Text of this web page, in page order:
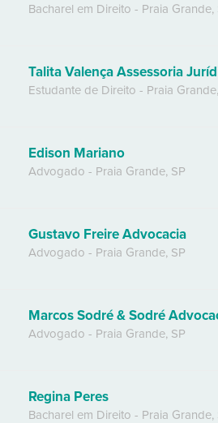
Bacharel em Direito - Praia Grande,
Talita Valença Assessoria
Estudante de Direito - Praia Grande,
Edison Mariano
Advogado - Praia Grande, SP
Gustavo Freire Advocacia
Advogado - Praia Grande, SP
Marcos Sodré & Sodré
Advogado - Praia Grande, SP
Regina Peres
Bacharel em Direito - Praia Grande,